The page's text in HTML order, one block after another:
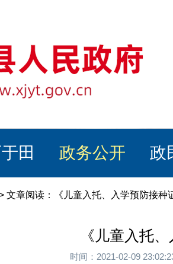
田 政务公开 政
文章阅读：《儿童入托、入学预防接种
《儿童入托
时间：2021-02-09